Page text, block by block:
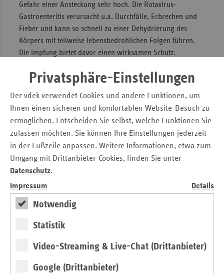
Privatsphäre-Einstellungen
Der vdek verwendet Cookies und andere Funktionen, um
Ihnen einen sicheren und komfortablen Website-Besuch zu
ermöglichen. Entscheiden Sie selbst, welche Funktionen Sie
zulassen möchten. Sie können Ihre Einstellungen jederzeit
in der Fußzeile anpassen. Weitere Informationen, etwa zum
Umgang mit Drittanbieter-Cookies, finden Sie unter
Datenschutz.
Impressum
Details
Notwendig
Statistik
Video-Streaming & Live-Chat (Drittanbieter)
Google (Drittanbieter)
Gefahr einer Ansteckung sehr hoch. Die Rotavirus-
Gastroenteritis verursacht u.a. Durchfälle, Erbrechen und
Fieber und kann so schnell zu einer Dehydrierung des
Körpers mit teilweise lebensbedrohlichen Folgen führen.
Die Impfung bietet davor einen wirksamen Schutz.
KV und Krankenkassen freuen sich daher, dass sie mit dem
neuen Angebot zur Gesunderhaltung von kleinen Kindern
im Saarland beitragen können.
Ansprechpartner:
AOK Rheinland-Pfalz/Saarland – Die Gesundheitskasse
Nicole Becker-Kauf - (0681- 60 01-399
Landesdirektion Saarland – Halbergstraße 1 – 66121
BKK Landesverband Mitte
– Essenheimer Straße 126 – 55128 Mainz
Deutsche Rentenversicherung Knappschaft-Bahn-See